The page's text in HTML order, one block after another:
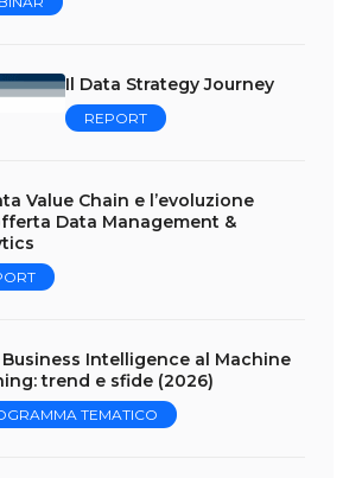
Il Data Strategy Journey
REPORT
Value Chain e l’evoluzione
Data Management &
Business Intelligence al Machine
trend e sfide (2026)
TEMATICO